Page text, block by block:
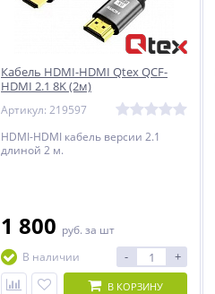
Кабель HDMI-HDMI Qtex QCF-
HDMI 2.1 8K (2м)
Артикул: 219597
HDMI-HDMI кабель версии 2.1
длиной 2 м.
1 800 руб. за шт
В наличии
- +
В КОРЗИНУ